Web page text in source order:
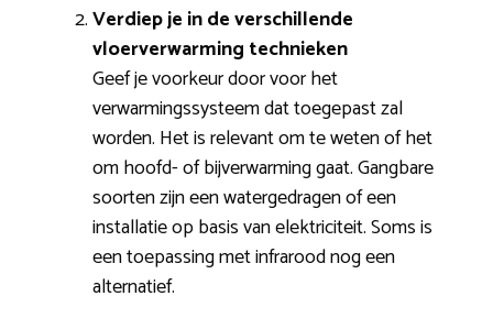
Verdiep je in de verschillende
vloerverwarming technieken
Geef je voorkeur door voor het
verwarmingssysteem dat toegepast zal
worden. Het is relevant om te weten of het
om hoofd- of bijverwarming gaat. Gangbare
soorten zijn een watergedragen of een
installatie op basis van elektriciteit. Soms is
een toepassing met infrarood nog een
alternatief.